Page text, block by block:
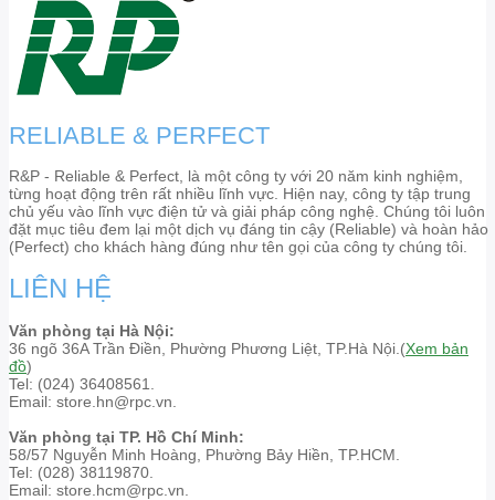
RELIABLE & PERFECT
R&P - Reliable & Perfect, là một công ty với 20 năm kinh nghiệm,
từng hoạt động trên rất nhiều lĩnh vực. Hiện nay, công ty tập trung
chủ yếu vào lĩnh vực điện tử và giải pháp công nghệ. Chúng tôi luôn
đặt mục tiêu đem lại một dịch vụ đáng tin cậy (Reliable) và hoàn hảo
(Perfect) cho khách hàng đúng như tên gọi của công ty chúng tôi.
LIÊN HỆ
Văn phòng tại Hà Nội:
36 ngõ 36A Trần Điền, Phường Phương Liệt, TP.Hà Nội.(Xem bản
đồ)
Tel: (024) 36408561.
Email: store.hn@rpc.vn.
Văn phòng tại TP. Hồ Chí Minh:
58/57 Nguyễn Minh Hoàng, Phường Bảy Hiền, TP.HCM.
Tel: (028) 38119870.
Email: store.hcm@rpc.vn.